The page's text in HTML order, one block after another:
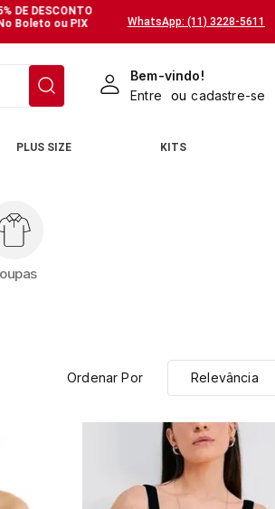
DE DESCONTO
Boleto ou PIX
WhatsApp: (11) 3228-5611
Bem-vindo!
Entre
ou cadastre-se
PLUS SIZE KITS
Ordenar Por Relevância